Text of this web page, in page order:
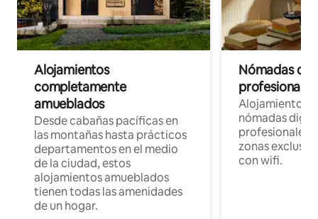
Alojamientos
completamente
amueblados
Desde cabañas pacíficas en
las montañas hasta prácticos
departamentos en el medio
de la ciudad, estos
alojamientos amueblados
tienen todas las amenidades
de un hogar.
Nómadas
Alojamientos
nómadas
profesionales
zonas
con wifi.